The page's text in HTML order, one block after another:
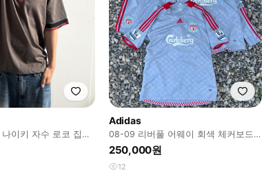
이키 자수 로코 집업
Adidas
08-09 리버풀 어웨이 회색 체커보드 3
종 세트(실측확인)
250,000원
12